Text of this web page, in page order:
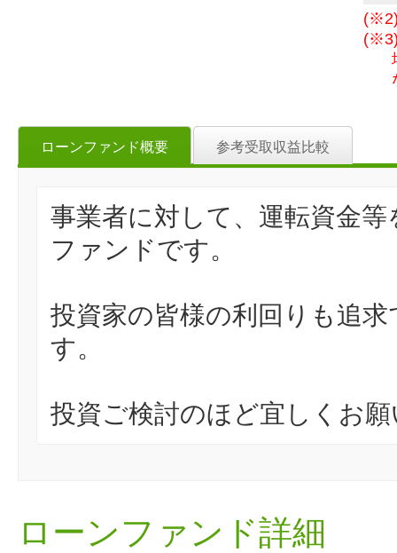
(※2)
(※3)
ローンファンド概要 参考受取収益比較
事業者に対して、運転資金
ファンドです。
投資家の皆様の利回りも追
す。
投資ご検討のほど宜しくお
ローンファンド詳細